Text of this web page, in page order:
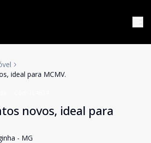
ideal para MCMV.
novos, ideal para
- MG